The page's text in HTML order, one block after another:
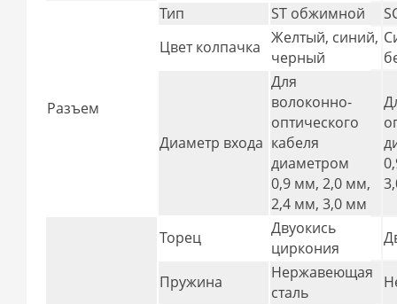
Разъем
Тип ST обжимной
Цвет колпачка
Желтый, синий,
черный
Диаметр входа
Для
волоконно-
оптического
кабеля
диаметром
0,9 мм, 2,0 мм,
2,4 мм, 3,0 мм
Торец
Двуокись
циркония
Пружина
Нержавеющая
сталь